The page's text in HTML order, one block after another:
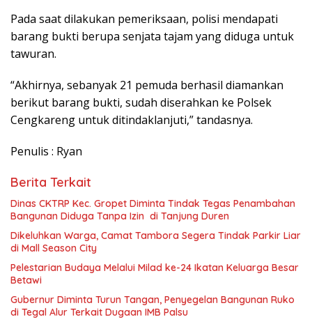
Pada saat dilakukan pemeriksaan, polisi mendapati
barang bukti berupa senjata tajam yang diduga untuk
tawuran.
“Akhirnya, sebanyak 21 pemuda berhasil diamankan
berikut barang bukti, sudah diserahkan ke Polsek
Cengkareng untuk ditindaklanjuti,” tandasnya.
Penulis : Ryan
Berita Terkait
Dinas CKTRP Kec. Gropet Diminta Tindak Tegas Penambahan
Bangunan Diduga Tanpa Izin di Tanjung Duren
Dikeluhkan Warga, Camat Tambora Segera Tindak Parkir Liar
di Mall Season City
Pelestarian Budaya Melalui Milad ke-24 Ikatan Keluarga Besar
Betawi
Gubernur Diminta Turun Tangan, Penyegelan Bangunan Ruko
di Tegal Alur Terkait Dugaan IMB Palsu